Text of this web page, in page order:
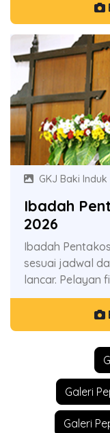
GKJ Baki Induk
Ibadah
2026
Ibadah
sesuai jadwal
lancar. Pelayan
Galeri
Galeri